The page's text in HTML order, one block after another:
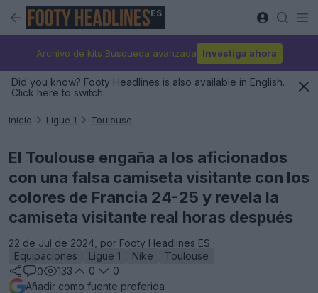
ES
Archivo de kits Búsqueda avanzada Investiga ahora
Did you know? Footy Headlines is also available in English.
Click here to switch.
Inicio Ligue 1 Toulouse
El Toulouse engaña a los aficionados
con una falsa camiseta visitante con los
colores de Francia 24-25 y revela la
camiseta visitante real horas después
22 de Jul de 2024, por Footy Headlines ES
Equipaciones
Ligue 1 Nike
Toulouse
0
133 0
0
Añadir como fuente preferida